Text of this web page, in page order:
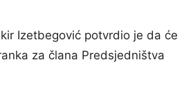
Izetbegović potvrdio je da će
za člana Predsjedništva